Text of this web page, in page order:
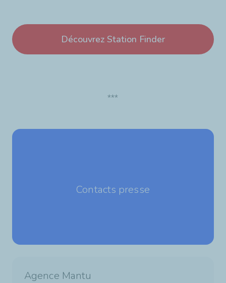
Découvrez Station Finder
***
Contacts presse
Agence Mantu